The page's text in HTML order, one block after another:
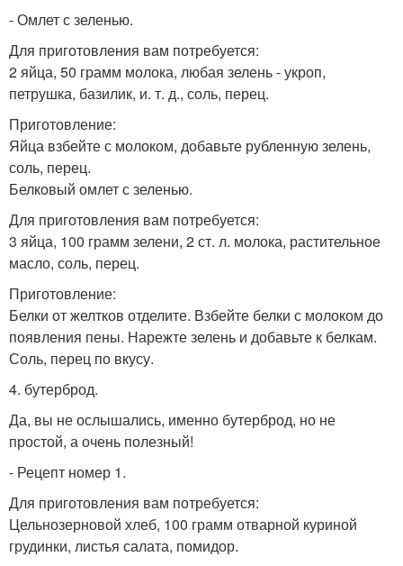
- Омлет с зеленью.
Для приготовления вам потребуется:
2 яйца, 50 грамм молока, любая зелень - укроп,
петрушка, базилик, и. т. д., соль, перец.
Приготовление:
Яйца взбейте с молоком, добавьте рубленную зелень,
соль, перец.
Белковый омлет с зеленью.
Для приготовления вам потребуется:
3 яйца, 100 грамм зелени, 2 ст. л. молока, растительное
масло, соль, перец.
Приготовление:
Белки от желтков отделите. Взбейте белки с молоком до
появления пены. Нарежте зелень и добавьте к белкам.
Соль, перец по вкусу.
4. бутерброд.
Да, вы не ослышались, именно бутерброд, но не
простой, а очень полезный!
- Рецепт номер 1.
Для приготовления вам потребуется:
Цельнозерновой хлеб, 100 грамм отварной куриной
грудинки, листья салата, помидор.